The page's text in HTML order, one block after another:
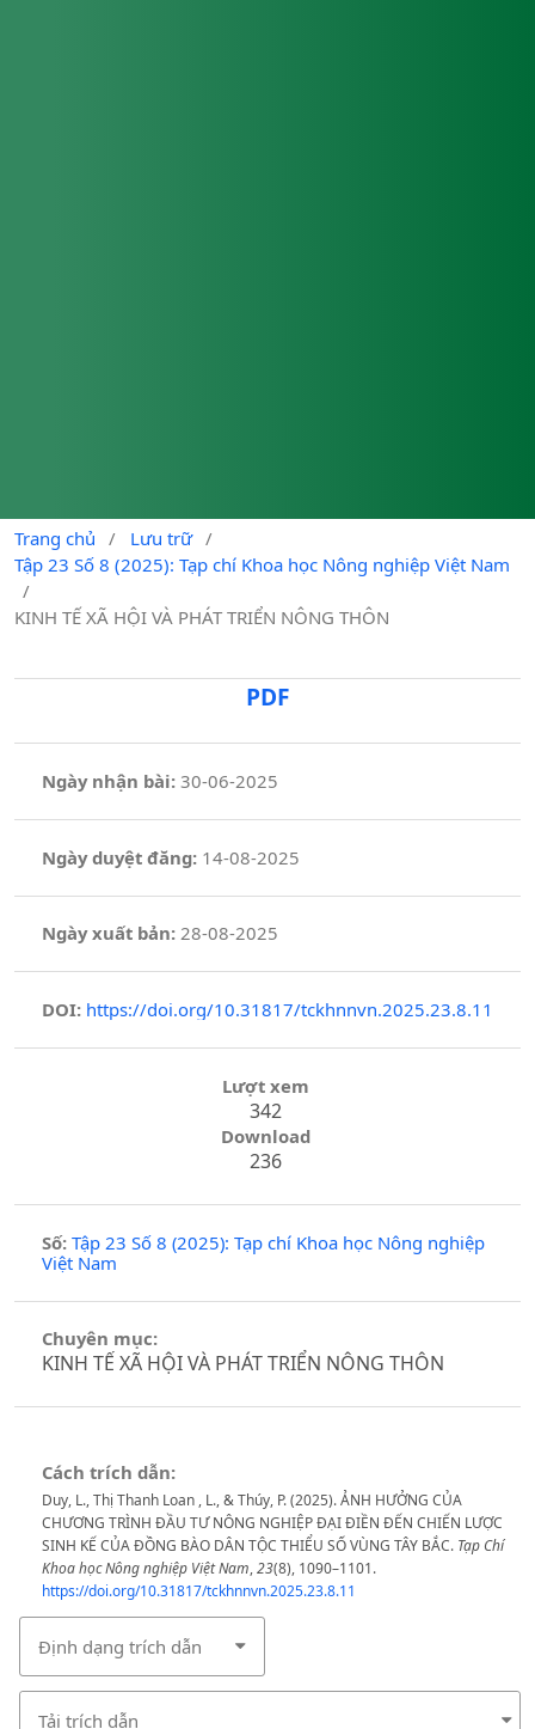
Trang chủ / Lưu trữ /
Tập 23 Số 8 (2025): Tạp chí Khoa học Nông nghiệp Việt Nam
/
KINH TẾ XÃ HỘI VÀ PHÁT TRIỂN NÔNG THÔN
PDF
Ngày nhận bài: 30-06-2025
Ngày duyệt đăng:14-08-2025
Ngày xuất bản: 28-08-2025
DOI: https://doi.org/10.31817/tckhnnvn.2025.23.8.11
Lượt xem
342
Download
236
Số: Tập 23 Số 8 (2025): Tạp chí Khoa học Nông nghiệp
Việt Nam
Chuyên mục:
KINH TẾ XÃ HỘI VÀ PHÁT TRIỂN NÔNG THÔN
Cách trích dẫn:
Duy, L., Thị Thanh Loan , L., & Thúy, P. (2025). ẢNH HƯỞNG CỦA
CHƯƠNG TRÌNH ĐẦU TƯ NÔNG NGHIỆP ĐẠI ĐIỀN ĐẾN CHIẾN LƯỢC
SINH KẾ CỦA ĐỒNG BÀO DÂN TỘC THIỂU SỐ VÙNG TÂY BẮC. Tạp Chí
Khoa học Nông nghiệp Việt Nam,23(8), 1090–1101.
https://doi.org/10.31817/tckhnnvn.2025.23.8.11
Định dạng trích dẫn
Tải trích dẫn